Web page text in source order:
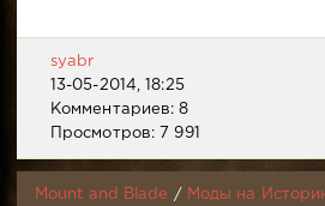
syabr
13-05-2014, 18:25
Комментариев: 8
Просмотров: 7 991
Mount and Blade /
Моды на